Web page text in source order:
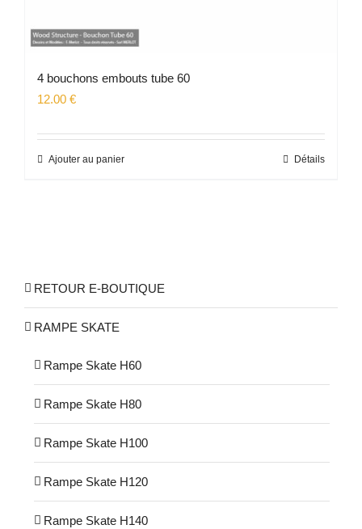
4 bouchons embouts tube 60
12.00 €
Ajouter au panier Détails
RETOUR E-BOUTIQUE
RAMPE SKATE
Rampe Skate H60
Rampe Skate H80
Rampe Skate H100
Rampe Skate H120
Rampe Skate H140